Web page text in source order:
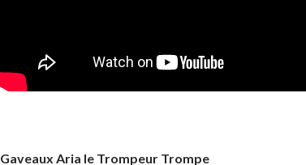
Gaveaux Aria le Trompeur Trompe